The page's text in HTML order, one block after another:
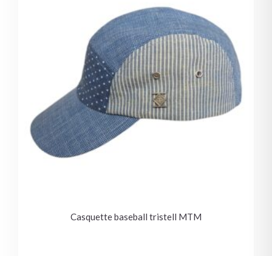
Casquette baseball tristell MTM